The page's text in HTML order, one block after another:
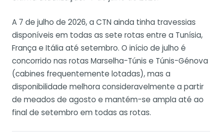
A 7 de julho de 2026, a CTN ainda tinha travessias
disponíveis em todas as sete rotas entre a Tunísia,
França e Itália até setembro. O início de julho é
concorrido nas rotas Marselha-Túnis e Túnis-Génova
(cabines frequentemente lotadas), mas a
disponibilidade melhora consideravelmente a partir
de meados de agosto e mantém-se ampla até ao
final de setembro em todas as rotas.